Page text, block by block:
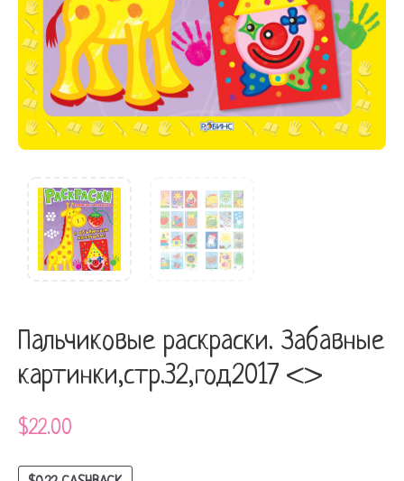
Пальчиковые раскраски. Забавные
картинки,стр.32,год2017 <>
$22.00